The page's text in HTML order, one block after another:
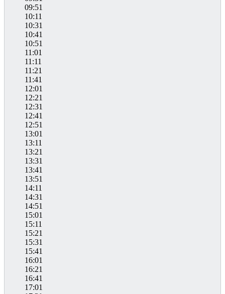
09:51
10:11
10:31
10:41
10:51
11:01
11:11
11:21
11:41
12:01
12:21
12:31
12:41
12:51
13:01
13:11
13:21
13:31
13:41
13:51
14:11
14:31
14:51
15:01
15:11
15:21
15:31
15:41
16:01
16:21
16:41
17:01